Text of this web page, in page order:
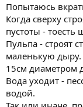
Попытаюсь
Когда сверху
пустоты - тоесть
Пульпа - строят
маленькую дыру.
15см диаметром
Вода уходит -
водой.